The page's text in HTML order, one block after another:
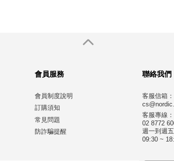
會員服務
會員制度說明
訂購須知
常見問題
防詐騙提醒
聯絡我們
客服信箱：
客服專線：
02 8772
週一到週五
09:30 ~